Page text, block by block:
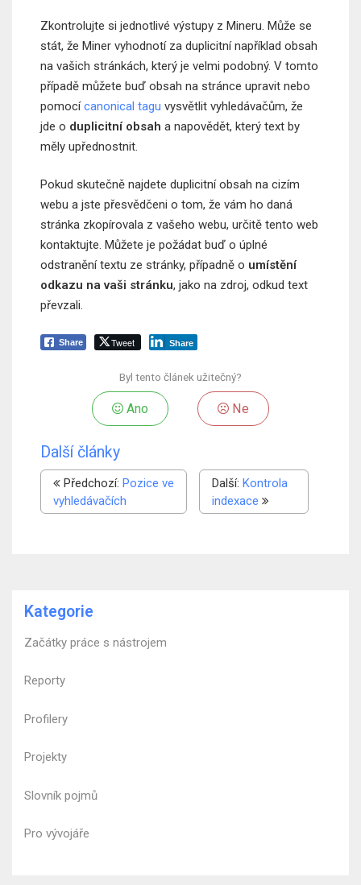
Zkontrolujte si jednotlivé výstupy z Mineru. Může se
stát, že Miner vyhodnotí za duplicitní například obsah
na vašich stránkách, který je velmi podobný. V tomto
případě můžete buď obsah na stránce upravit nebo
pomocícanonical tagu vysvětlit vyhledávačům, že
jde o duplicitní obsah a napovědět, který text by
měly upřednostnit.
Pokud skutečně najdete duplicitní obsah na cizím
webu a jste přesvědčeni o tom, že vám ho daná
stránka zkopírovala z vašeho webu, určitě tento web
kontaktujte. Můžete je požádat buď o úplné
odstranění textu ze stránky, případně o umístění
odkazu na vaši stránku, jako na zdroj, odkud text
převzali.
Share Tweet Share
Byl tento článek užitečný?
Ano Ne
Další články
Předchozí: Pozice ve
vyhledávačích
Další:Kontrola
indexace
Kategorie
Začátky práce s nástrojem
Reporty
Profilery
Projekty
Slovník pojmů
Pro vývojáře